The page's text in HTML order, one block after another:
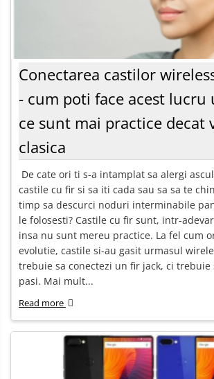
Conectarea castilor
- cum poti face acest lucru
ce sunt mai practice decat
clasica
De cate ori ti s-a intamplat sa alergi
castile cu fir si sa iti cada sau sa sa te
timp sa descurci noduri interminabile
le folosesti? Castile cu fir sunt, intr-
insa nu sunt mereu practice. La fel cum
evolutie, castile si-au gasit urmasul
trebuie sa conectezi un fir jack, ci trebuie
pasi. Mai mult...
Read more